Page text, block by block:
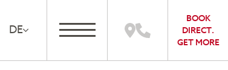
DE
BOOK
DIRECT.
GET MORE